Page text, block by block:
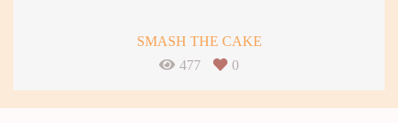
SMASH THE CAKE
477
0